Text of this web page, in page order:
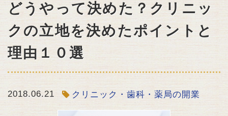
どうやって決めた？クリニッ
クの立地を決めたポイントと
理由１０選
2018.06.21 クリニック・歯科・薬局の開業